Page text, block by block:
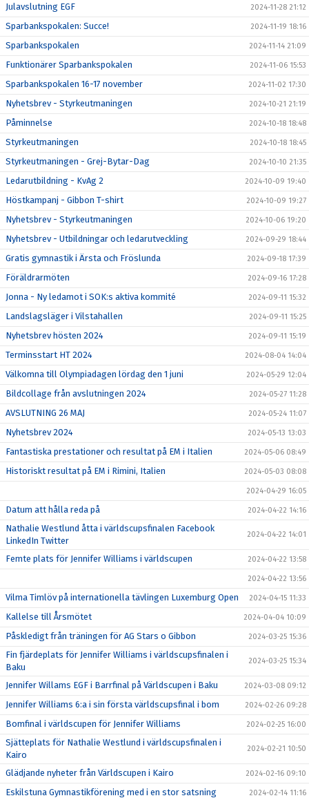
Julavslutning EGF 2024-11-28 21:12
Sparbankspokalen: Succe! 2024-11-19 18:16
Sparbankspokalen 2024-11-14 21:09
Funktionärer Sparbankspokalen 2024-11-06 15:53
Sparbankspokalen 16-17 november 2024-11-02 17:30
Nyhetsbrev - Styrkeutmaningen 2024-10-21 21:19
Påminnelse 2024-10-18 18:48
Styrkeutmaningen 2024-10-18 18:45
Styrkeutmaningen - Grej-Bytar-Dag 2024-10-10 21:35
Ledarutbildning - KvAg 2 2024-10-09 19:40
Höstkampanj - Gibbon T-shirt 2024-10-09 19:27
Nyhetsbrev - Styrkeutmaningen 2024-10-06 19:20
Nyhetsbrev - Utbildningar och ledarutveckling 2024-09-29 18:44
Gratis gymnastik i Ärsta och Fröslunda 2024-09-18 17:39
Föräldrarmöten 2024-09-16 17:28
Jonna - Ny ledamot i SOK:s aktiva kommité 2024-09-11 15:32
Landslagsläger i Vilstahallen 2024-09-11 15:25
Nyhetsbrev hösten 2024 2024-09-11 15:19
Terminsstart HT 2024 2024-08-04 14:04
Välkomna till Olympiadagen lördag den 1 juni 2024-05-29 12:04
Bildcollage från avslutningen 2024 2024-05-27 11:28
AVSLUTNING 26 MAJ 2024-05-24 11:07
Nyhetsbrev 2024 2024-05-13 13:03
Fantastiska prestationer och resultat på EM i Italien 2024-05-06 08:49
Historiskt resultat på EM i Rimini, Italien 2024-05-03 08:08
2024-04-29 16:05
Datum att hålla reda på 2024-04-22 14:16
Nathalie Westlund åtta i världscupsfinalen Facebook
LinkedIn Twitter
2024-04-22 14:01
Femte plats för Jennifer Williams i världscupen 2024-04-22 13:58
2024-04-22 13:56
Vilma Timlöv på internationella tävlingen Luxemburg Open 2024-04-15 11:33
Kallelse till Årsmötet 2024-04-04 10:09
Påskledigt från träningen för AG Stars o Gibbon 2024-03-25 15:36
Fin fjärdeplats för Jennifer Williams i världscupsfinalen i
Baku
2024-03-25 15:34
Jennifer Willams EGF i Barrfinal på Världscupen i Baku 2024-03-08 09:12
Jennifer Williams 6:a i sin första världscupsfinal i bom 2024-02-26 09:28
Bomfinal i världscupen för Jennifer Williams 2024-02-25 16:00
Sjätteplats för Nathalie Westlund i världscupsfinalen i
Kairo
2024-02-21 10:50
Glädjande nyheter från Världscupen i Kairo 2024-02-16 09:10
Eskilstuna Gymnastikförening med i en stor satsning 2024-02-14 11:16